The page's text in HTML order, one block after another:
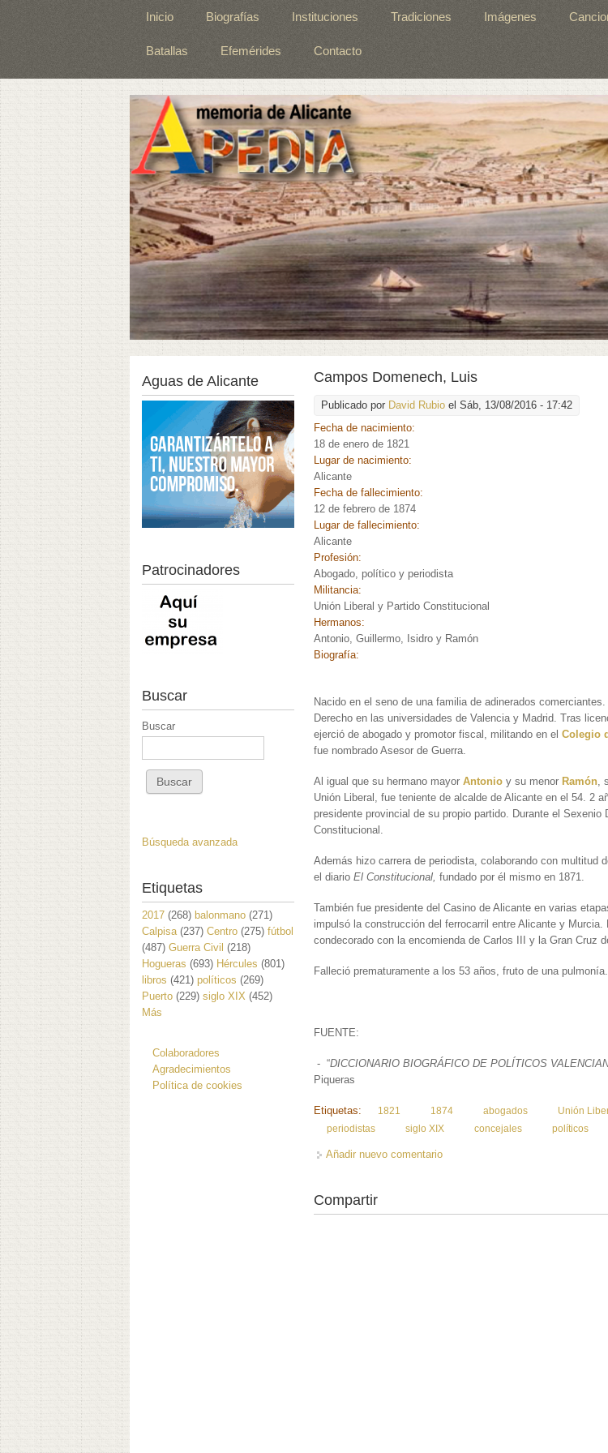
Inicio Biografías Instituciones Tradiciones Imágenes
Batallas Efemérides Contacto
Campos Domenech, Luis
Publicado por David Rubio el Sáb, 13/08/2016 - 17:42
Fecha de nacimiento:
18 de enero de 1821
Lugar de nacimiento:
Alicante
Fecha de fallecimiento:
12 de febrero de 1874
Lugar de fallecimiento:
Alicante
Profesión:
Abogado, político y periodista
Militancia:
Unión Liberal y Partido Constitucional
Hermanos:
Antonio, Guillermo, Isidro y Ramón
Biografía:
Nacido en el seno de una familia de adinerados
Derecho en las universidades de Valencia y Madrid. Tras
ejerció de abogado y promotor fiscal, militando en elColegio
fue nombrado Asesor de Guerra.
Al igual que su hermano mayorAntonioy su menor Ramón,
Unión Liberal, fue teniente de alcalde de Alicante en el 54. 2
presidente provincial de su propio partido. Durante el
Constitucional.
Además hizo carrera de periodista, colaborando con multitud
el diarioEl Constitucional,fundado por él mismo en 1871.
También fue presidente del Casino de Alicante en varias
impulsó la construcción del ferrocarril entre Alicante y Murcia.
condecorado con la encomienda de Carlos III y la Gran Cruz
Falleció prematuramente a los 53 años, fruto de una pulmonía.
- “DICCIONARIO BIOGRÁFICO DE POLÍTICOS
Piqueras
Etiquetas: 1821 1874 abogados Unión
periodistas
siglo XIX concejales políticos
Añadir nuevo comentario
Compartir
Aguas de Alicante
Patrocinadores
Buscar
Buscar
Búsqueda avanzada
Etiquetas
2017 (268) balonmano (271)
Calpisa (237) Centro (275) fútbol
(487) Guerra Civil (218)
Hogueras (693) Hércules (801)
libros (421) políticos (269)
Puerto (229) siglo XIX (452)
Más
Colaboradores
Agradecimientos
Política de cookies